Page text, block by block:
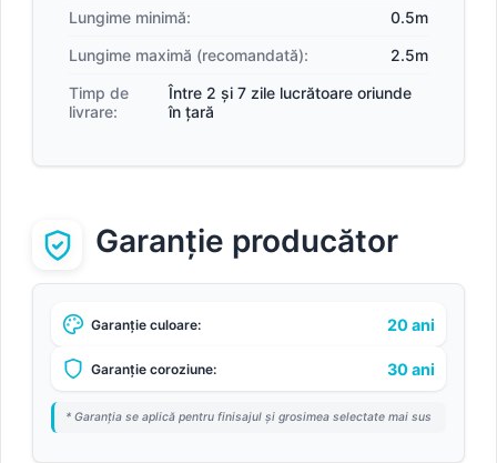
Lungime minimă:
0.5m
Lungime maximă (recomandată):
2.5m
Timp de
livrare:
Între 2 și 7 zile lucrătoare oriunde
în țară
Garanție producător
Garanție culoare: 20 ani
Garanție coroziune: 30 ani
* Garanția se aplică pentru finisajul și grosimea selectate mai sus